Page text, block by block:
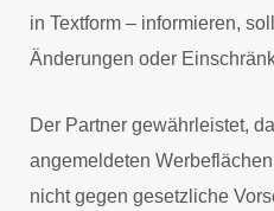
in Textform – informieren,
Änderungen oder
Der Partner gewährleistet,
angemeldeten
nicht gegen gesetzliche